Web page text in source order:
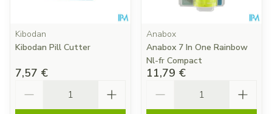
Kibodan
Kibodan Pill Cutter
7,57 €
Anabox
Anabox 7 In One Rainbow
Nl-fr Compact
11,79 €